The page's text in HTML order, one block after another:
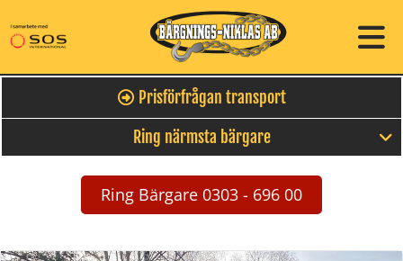
Prisförfrågan transport
Ring närmsta bärgare
Ring Bärgare 0303 - 696 00